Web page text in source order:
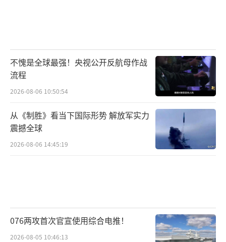
不愧是全球最强！央视公开反航母作战
流程
2026-08-06 10:50:54
从《制胜》看当下国际形势 解放军实力
震撼全球
2026-08-06 14:45:19
076两攻首次官宣使用综合电推！
2026-08-05 10:46:13